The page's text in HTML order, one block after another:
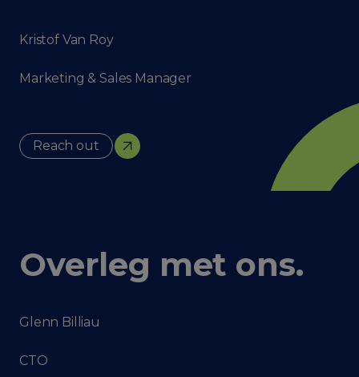
Kristof Van Roy
Marketing & Sales Manager
Reach out
Overleg met ons.
Glenn Billiau
CTO